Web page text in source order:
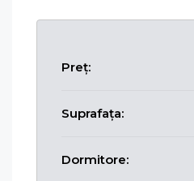
Preț:
Suprafața:
Dormitore: